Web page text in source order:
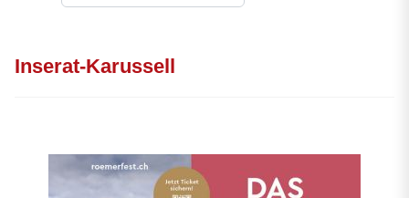
Inserat-Karussell